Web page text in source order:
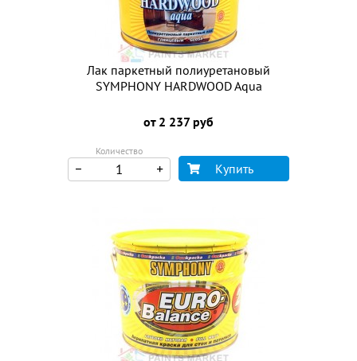
Лак паркетный полиуретановый
SYMPHONY HARDWOOD Aqua
от 2 237 руб
Количество
Купить